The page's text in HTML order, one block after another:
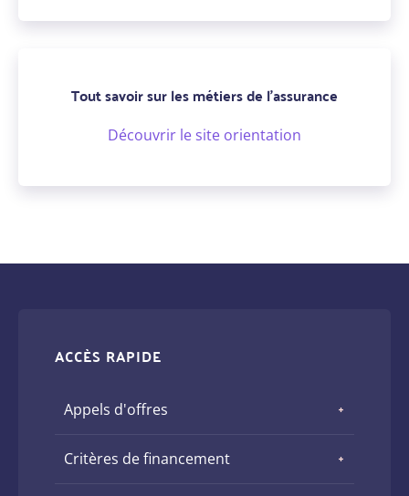
Tout savoir sur les métiers de l'assurance
Découvrir le site orientation
ACCÈS RAPIDE
Appels d'offres
Critères de financement